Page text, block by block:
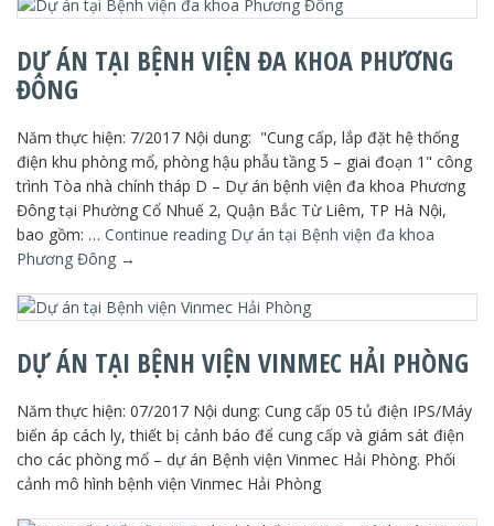
DỰ ÁN TẠI BỆNH VIỆN ĐA KHOA PHƯƠNG
ĐÔNG
Năm thực hiện: 7/2017 Nội dung: "Cung cấp, lắp đặt hệ thống
điện khu phòng mổ, phòng hậu phẫu tầng 5 – giai đoạn 1" công
trình Tòa nhà chính tháp D – Dự án bệnh viện đa khoa Phương
Đông tại Phường Cổ Nhuế 2, Quận Bắc Từ Liêm, TP Hà Nội,
bao gồm: … Continue reading Dự án tại Bệnh viện đa khoa
Phương Đông →
DỰ ÁN TẠI BỆNH VIỆN VINMEC HẢI PHÒNG
Năm thực hiện: 07/2017 Nội dung: Cung cấp 05 tủ điện IPS/Máy
biến áp cách ly, thiết bị cảnh báo để cung cấp và giám sát điện
cho các phòng mổ – dự án Bệnh viện Vinmec Hải Phòng. Phối
cảnh mô hình bệnh viện Vinmec Hải Phòng